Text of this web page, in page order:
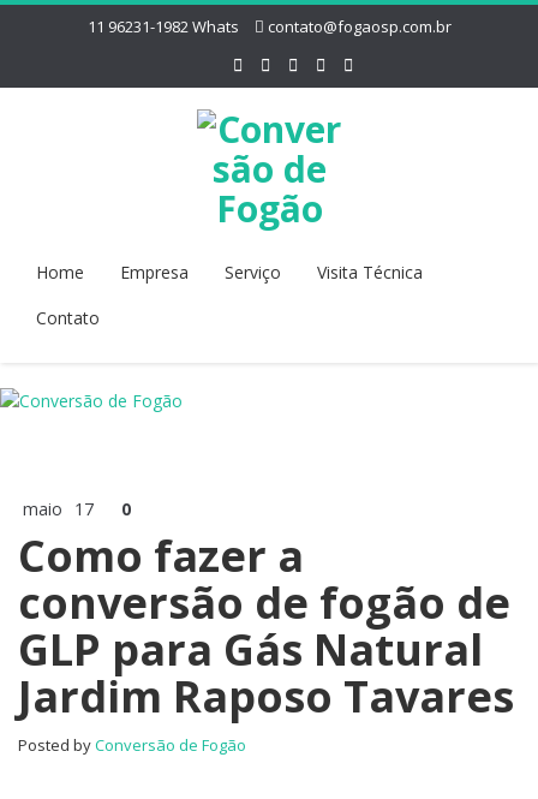
11 96231-1982 Whats contato@fogaosp.com.br
Home Empresa Serviço
Visita Técnica
Contato
maio 17 0
Como fazer a
conversão de fogão de
GLP para Gás Natural
Jardim Raposo Tavares
Posted byConversão de Fogão